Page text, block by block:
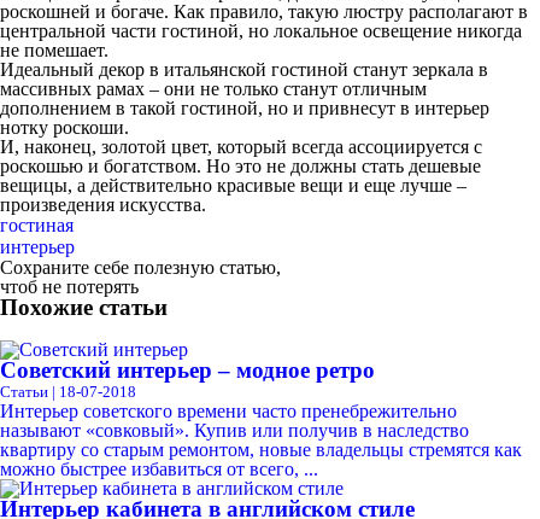
роскошней и богаче. Как правило, такую люстру располагают в
центральной части гостиной, но локальное освещение никогда
не помешает.
Идеальный декор в итальянской гостиной станут зеркала в
массивных рамах – они не только станут отличным
дополнением в такой гостиной, но и привнесут в интерьер
нотку роскоши.
И, наконец, золотой цвет, который всегда ассоциируется с
роскошью и богатством. Но это не должны стать дешевые
вещицы, а действительно красивые вещи и еще лучше –
произведения искусства.
гостиная
интерьер
Сохраните себе полезную статью,
чтоб не потерять
Похожие статьи
Советский интерьер – модное ретро
Статьи | 18-07-2018
Интерьер советского времени часто пренебрежительно
называют «совковый». Купив или получив в наследство
квартиру со старым ремонтом, новые владельцы стремятся как
можно быстрее избавиться от всего, ...
Интерьер кабинета в английском стиле